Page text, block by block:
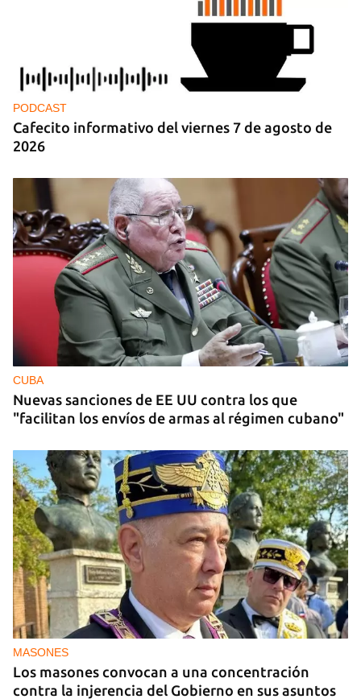
PODCAST
Cafecito informativo del viernes 7 de agosto de
2026
CUBA
Nuevas sanciones de EE UU contra los que
"facilitan los envíos de armas al régimen cubano"
MASONES
Los masones convocan a una concentración
contra la injerencia del Gobierno en sus asuntos